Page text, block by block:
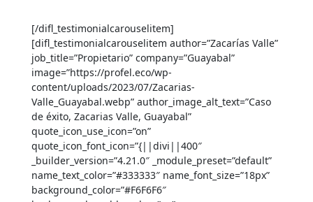
[/difl_testimonialcarouselitem]
[difl_testimonialcarouselitem author=”Zacarías Valle”
job_title=”Propietario” company=”Guayabal”
image=”https://profel.eco/wp-
content/uploads/2023/07/Zacarias-
Valle_Guayabal.webp” author_image_alt_text=”Caso
de éxito, Zacarias Valle, Guayabal”
quote_icon_use_icon=”on”
quote_icon_font_icon=”{||divi||400″
_builder_version=”4.21.0″ _module_preset=”default”
name_text_color=”#333333″ name_font_size=”18px”
background_color=”#F6F6F6″